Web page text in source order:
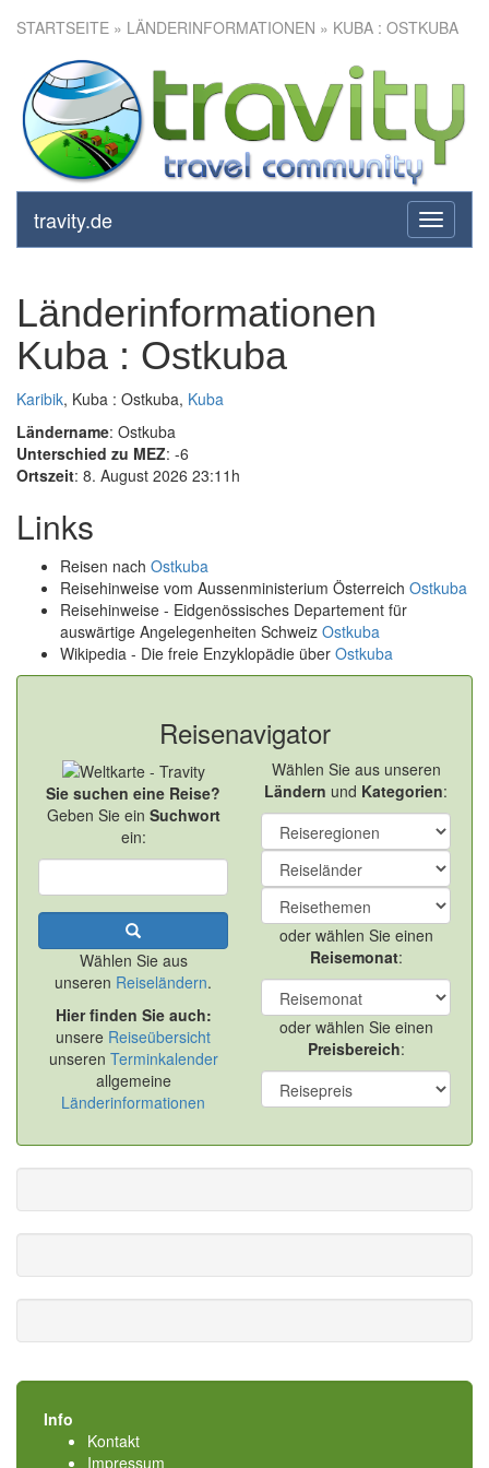
STARTSEITE » LÄNDERINFORMATIONEN » KUBA : OSTKUBA
toggle
travity.de
Länderinformationen
Kuba : Ostkuba
Karibik, Kuba : Ostkuba, Kuba
Ländername: Ostkuba
Unterschied zu MEZ: -6
Ortszeit: 8. August 2026 23:11h
Links
Reisen nach Ostkuba
Reisehinweise vom Aussenministerium Österreich Ostkuba
Reisehinweise - Eidgenössisches Departement für
auswärtige Angelegenheiten Schweiz Ostkuba
Wikipedia - Die freie Enzyklopädie über Ostkuba
Reisenavigator
Sie suchen eine Reise?
Geben Sie ein Suchwort
ein:
Wählen Sie aus
unseren Reiseländern.
Hier finden Sie auch:
unsere Reiseübersicht
unseren Terminkalender
allgemeine
Länderinformationen
Wählen Sie aus unseren
Ländern und Kategorien:
oder wählen Sie einen
Reisemonat:
oder wählen Sie einen
Preisbereich:
Info
Kontakt
Impressum